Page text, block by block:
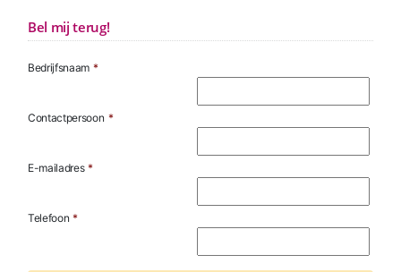
Bel mij terug!
Bedrijfsnaam *
Contactpersoon *
E-mailadres *
Telefoon *